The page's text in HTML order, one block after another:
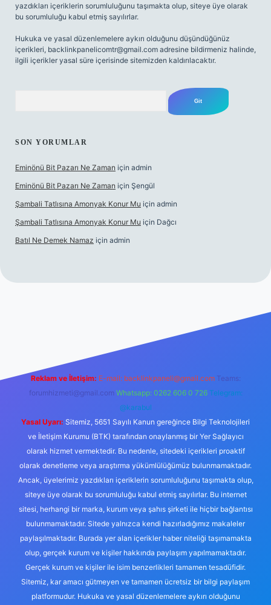
yazdıkları içeriklerin sorumluluğunu taşımakta olup, siteye üye olarak
bu sorumluluğu kabul etmiş sayılırlar.
Hukuka ve yasal düzenlemelere aykırı olduğunu düşündüğünüz
içerikleri, backlinkpanelicomtr@gmail.com adresine bildirmeniz halinde,
ilgili içerikler yasal süre içerisinde sitemizden kaldırılacaktır.
SON YORUMLAR
Eminönü Bit Pazarı Ne Zaman için admin
Eminönü Bit Pazarı Ne Zaman için Şengül
Şambali Tatlısına Amonyak Konur Mu için admin
Şambali Tatlısına Amonyak Konur Mu için Dağcı
Batıl Ne Demek Namaz için admin
Reklam ve İletişim: E-mail: backlinkpaneli@gmail.com Teams:
forumhizmeti@gmail.com Whatsapp: 0262 606 0 726 Telegram:
@karabul
Yasal Uyarı: Sitemiz, 5651 Sayılı Kanun gereğince Bilgi Teknolojileri
ve İletişim Kurumu (BTK) tarafından onaylanmış bir Yer Sağlayıcı
olarak hizmet vermektedir. Bu nedenle, sitedeki içerikleri proaktif
olarak denetleme veya araştırma yükümlülüğümüz bulunmamaktadır.
Ancak, üyelerimiz yazdıkları içeriklerin sorumluluğunu taşımakta olup,
siteye üye olarak bu sorumluluğu kabul etmiş sayılırlar. Bu internet
sitesi, herhangi bir marka, kurum veya şahıs şirketi ile hiçbir bağlantısı
bulunmamaktadır. Sitede yalnızca kendi hazırladığımız makaleler
paylaşılmaktadır. Burada yer alan içerikler haber niteliği taşımamakta
olup, gerçek kurum ve kişiler hakkında paylaşım yapılmamaktadır.
Gerçek kurum ve kişiler ile isim benzerlikleri tamamen tesadüfidir.
Sitemiz, kar amacı gütmeyen ve tamamen ücretsiz bir bilgi paylaşım
platformudur. Hukuka ve yasal düzenlemelere aykırı olduğunu